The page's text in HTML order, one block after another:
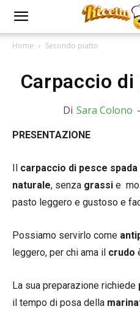
Home Secondo piatto
Carpaccio di
Di Sara Colono -
PRESENTAZIONE
Il carpaccio di pesce spada
naturale, senza grassi e
pasto leggero e gustoso e
Possiamo servirlo come
leggero, per chi ama il crudo
La sua preparazione richiede
il tempo di posa della